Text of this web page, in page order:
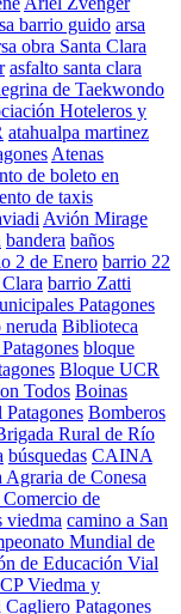
barrio guido arsa
obra Santa Clara
asfalto santa clara
de Taekwondo
Hoteleros y
atahualpa martinez
Atenas
de boleto en
de taxis
Avión Mirage
bandera baños
2 de Enero barrio 22
barrio Zatti
Patagones
Biblioteca
bloque
Bloque UCR
Todos Boinas
Bomberos
Rural de Río
búsquedas CAINA
Agraria de Conesa
Comercio de
viedma camino a San
Mundial de
de Educación Vial
Viedma y
Cagliero Patagones